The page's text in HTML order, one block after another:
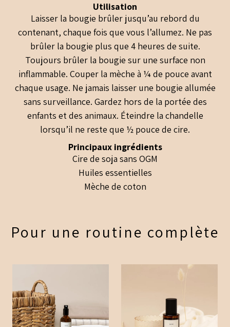
Utilisation
Laisser la bougie brûler jusqu’au rebord du
contenant, chaque fois que vous l’allumez. Ne pas
brûler la bougie plus que 4 heures de suite.
Toujours brûler la bougie sur une surface non
inflammable. Couper la mèche à ¼ de pouce avant
chaque usage. Ne jamais laisser une bougie allumée
sans surveillance. Gardez hors de la portée des
enfants et des animaux. Éteindre la chandelle
lorsqu’il ne reste que ½ pouce de cire.
Principaux ingrédients
Cire de soja sans OGM
Huiles essentielles
Mèche de coton
Pour une routine complète